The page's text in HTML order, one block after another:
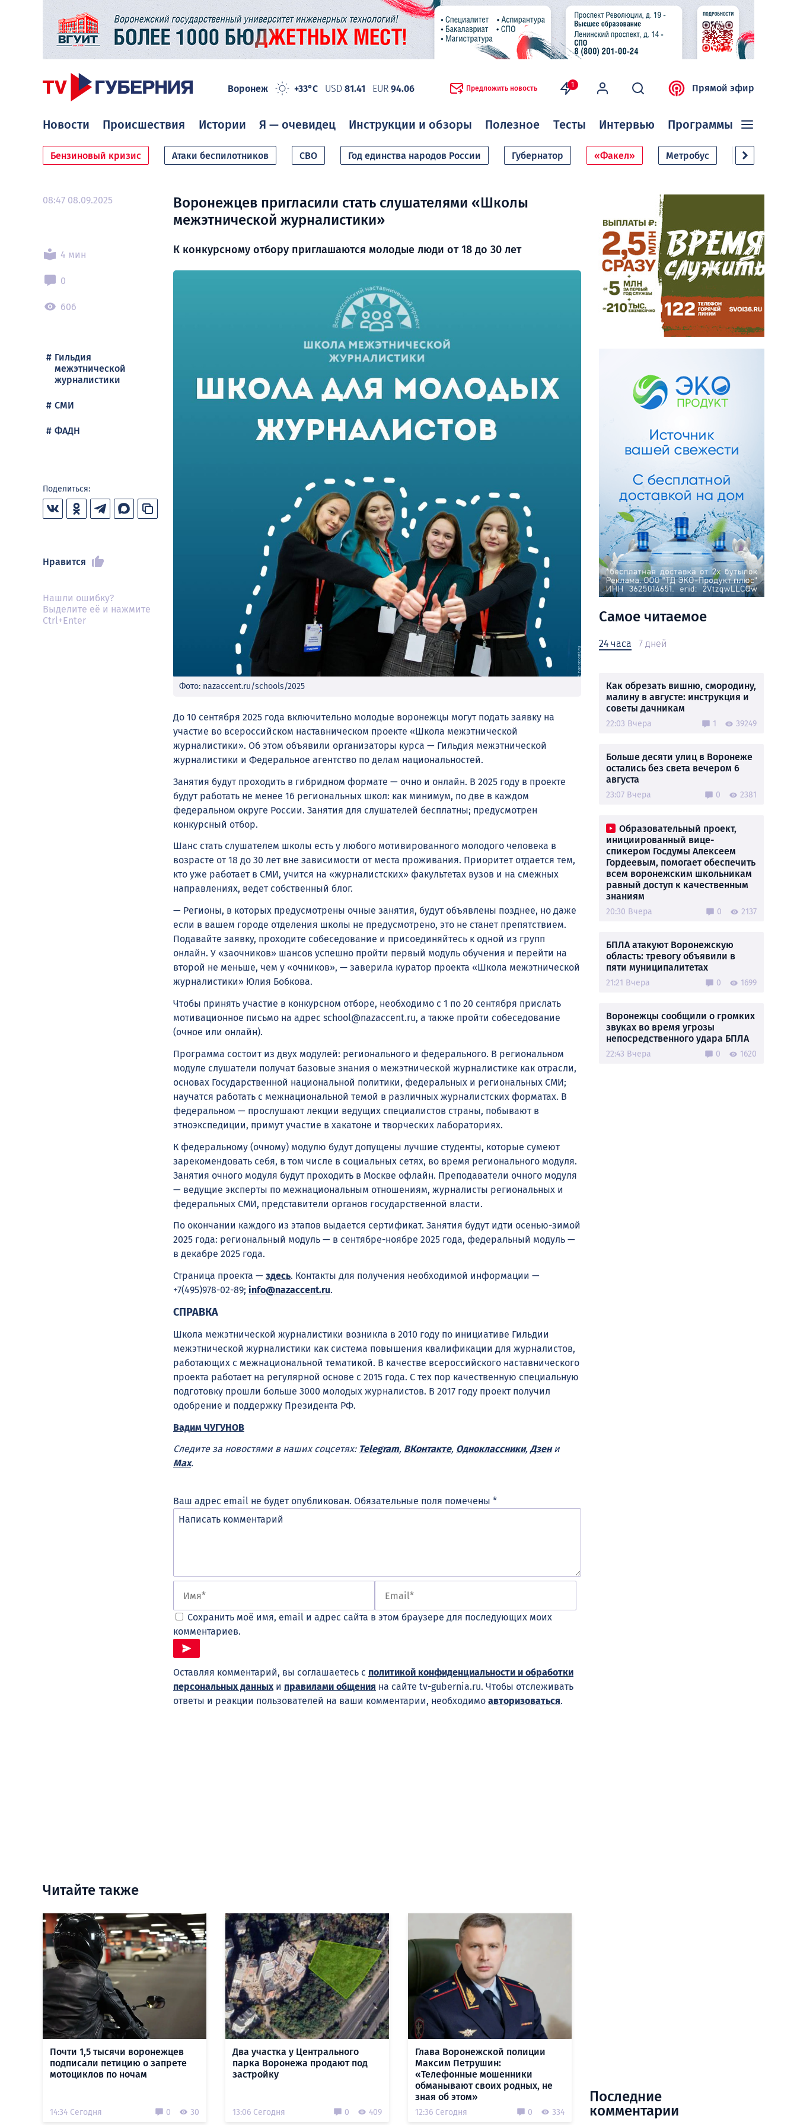
Воронеж +33°C USD 81.41 EUR 94.06 Предложить новость 1 Прямой эфир
Новости Происшествия Истории Я — очевидец Инструкции и обзоры Полезное Тесты Интервью Программы
Бензиновый кризис Атаки беспилотников СВО Год единства народов России Губернатор «Факел» Метробус Дачный
08:47 08.09.2025
4 мин
0
606
Гильдия
межэтнической
журналистики
СМИ
ФАДН
Поделиться:
Нравится
Нашли ошибку?
Выделите её и нажмите
Ctrl+Enter
Воронежцев пригласили стать слушателями «Школы
межэтнической журналистики»
К конкурсному отбору приглашаются молодые люди от 18 до 30 лет
Фото: nazaccent.ru/schools/2025
До 10 сентября 2025 года включительно молодые воронежцы могут подать заявку на
участие во всероссийском наставническом проекте «Школа межэтнической
журналистики». Об этом объявили организаторы курса — Гильдия межэтнической
журналистики и Федеральное агентство по делам национальностей.
Занятия будут проходить в гибридном формате — очно и онлайн. В 2025 году в проекте
будут работать не менее 16 региональных школ: как минимум, по две в каждом
федеральном округе России. Занятия для слушателей бесплатны; предусмотрен
конкурсный отбор.
Шанс стать слушателем школы есть у любого мотивированного молодого человека в
возрасте от 18 до 30 лет вне зависимости от места проживания. Приоритет отдается тем,
кто уже работает в СМИ, учится на «журналистских» факультетах вузов и на смежных
направлениях, ведет собственный блог.
— Регионы, в которых предусмотрены очные занятия, будут объявлены позднее, но даже
если в вашем городе отделения школы не предусмотрено, это не станет препятствием.
Подавайте заявку, проходите собеседование и присоединяйтесь к одной из групп
онлайн. У «заочников» шансов успешно пройти первый модуль обучения и перейти на
второй не меньше, чем у «очников», — заверила куратор проекта «Школа межэтнической
журналистики» Юлия Бобкова.
Чтобы принять участие в конкурсном отборе, необходимо с 1 по 20 сентября прислать
мотивационное письмо на адрес school@nazaccent.ru, а также пройти собеседование
(очное или онлайн).
Программа состоит из двух модулей: регионального и федерального. В региональном
модуле слушатели получат базовые знания о межэтнической журналистике как отрасли,
основах Государственной национальной политики, федеральных и региональных СМИ;
научатся работать с межнациональной темой в различных журналистских форматах. В
федеральном — прослушают лекции ведущих специалистов страны, побывают в
этноэкспедиции, примут участие в хакатоне и творческих лабораториях.
К федеральному (очному) модулю будут допущены лучшие студенты, которые сумеют
зарекомендовать себя, в том числе в социальных сетях, во время регионального модуля.
Занятия очного модуля будут проходить в Москве офлайн. Преподаватели очного модуля
— ведущие эксперты по межнациональным отношениям, журналисты региональных и
федеральных СМИ, представители органов государственной власти.
По окончании каждого из этапов выдается сертификат. Занятия будут идти осенью-зимой
2025 года: региональный модуль — в сентябре-ноябре 2025 года, федеральный модуль —
в декабре 2025 года.
Страница проекта — здесь. Контакты для получения необходимой информации —
+7(495)978-02-89; info@nazaccent.ru.
СПРАВКА
Школа межэтнической журналистики возникла в 2010 году по инициативе Гильдии
межэтнической журналистики как система повышения квалификации для журналистов,
работающих с межнациональной тематикой. В качестве всероссийского наставнического
проекта работает на регулярной основе с 2015 года. С тех пор качественную специальную
подготовку прошли больше 3000 молодых журналистов. В 2017 году проект получил
одобрение и поддержку Президента РФ.
Вадим ЧУГУНОВ
Следите за новостями в наших соцсетях: Telegram, ВКонтакте, Одноклассники, Дзени
Max.
Ваш адрес email не будет опубликован. Обязательные поля помечены *
Сохранить моё имя, email и адрес сайта в этом браузере для последующих моих
комментариев.
Оставляя комментарий, вы соглашаетесь с политикой конфиденциальности и обработки
персональных данныхи правилами общения на сайте tv-gubernia.ru. Чтобы отслеживать
ответы и реакции пользователей на ваши комментарии, необходимо авторизоваться.
Самое читаемое
24 часа 7 дней
Как обрезать вишню, смородину,
малину в августе: инструкция и
советы дачникам
22:03 Вчера 1 39249
Больше десяти улиц в Воронеже
остались без света вечером 6
августа
23:07 Вчера 0 2381
Образовательный проект,
инициированный вице-
спикером Госдумы Алексеем
Гордеевым, помогает обеспечить
всем воронежским школьникам
равный доступ к качественным
знаниям
20:30 Вчера 0 2137
БПЛА атакуют Воронежскую
область: тревогу объявили в
пяти муниципалитетах
21:21 Вчера 0 1699
Воронежцы сообщили о громких
звуках во время угрозы
непосредственного удара БПЛА
22:43 Вчера 0 1620
Читайте также
Почти 1,5 тысячи воронежцев
подписали петицию о запрете
мотоциклов по ночам
14:34 Сегодня 0 30
Два участка у Центрального
парка Воронежа продают под
застройку
13:06 Сегодня 0 409
Глава Воронежской полиции
Максим Петрушин:
«Телефонные мошенники
обманывают своих родных, не
зная об этом»
12:36 Сегодня 0 334
Последние
комментарии